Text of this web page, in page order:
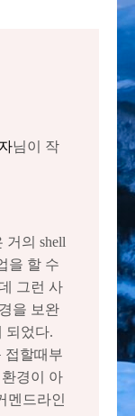
님이 작
거의 shell
을 할 수
그런 사
을 보완
되었다.
접할때부
경이 아
멘드라인